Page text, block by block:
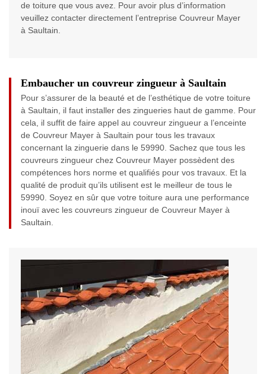
de toiture que vous avez. Pour avoir plus d’information
veuillez contacter directement l’entreprise Couvreur Mayer
à Saultain.
Embaucher un couvreur zingueur à Saultain
Pour s’assurer de la beauté et de l’esthétique de votre toiture
à Saultain, il faut installer des zingueries haut de gamme. Pour
cela, il suffit de faire appel au couvreur zingueur a l’enceinte
de Couvreur Mayer à Saultain pour tous les travaux
concernant la zinguerie dans le 59990. Sachez que tous les
couvreurs zingueur chez Couvreur Mayer possèdent des
compétences hors norme et qualifiés pour vos travaux. Et la
qualité de produit qu’ils utilisent est le meilleur de tous le
59990. Soyez en sûr que votre toiture aura une performance
inouï avec les couvreurs zingueur de Couvreur Mayer à
Saultain.